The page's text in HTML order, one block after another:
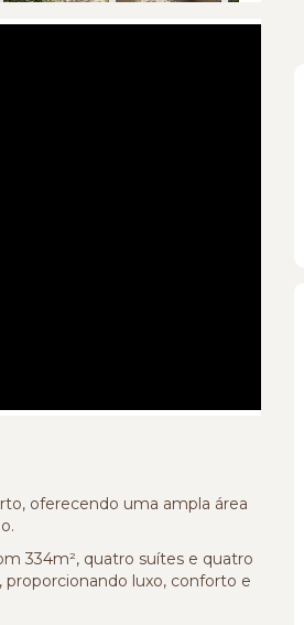
oferecendo uma ampla área
334m², quatro suítes e quatro
luxo, conforto e